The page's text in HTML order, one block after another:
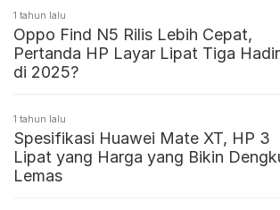
1 tahun lalu
Oppo Find N5 Rilis Lebih Cepat,
Pertanda HP Layar Lipat Tiga Hadir
di 2025?
1 tahun lalu
Spesifikasi Huawei Mate XT, HP 3
Lipat yang Harga yang Bikin
Lemas